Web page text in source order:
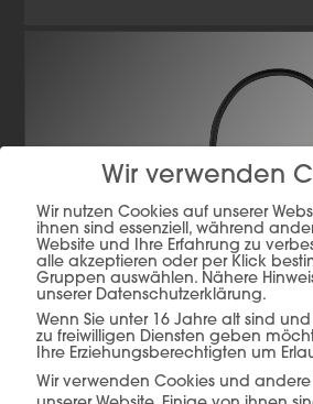
Wir verwenden
Wir nutzen Cookies auf unserer
ihnen sind essenziell, während
Website und Ihre Erfahrung zu
alle akzeptieren oder per Klick
Gruppen auswählen. Nähere
unserer Datenschutzerklärung.
Wenn Sie unter 16 Jahre alt sind
zu freiwilligen Diensten geben
Ihre Erziehungsberechtigten um
Wir verwenden Cookies und